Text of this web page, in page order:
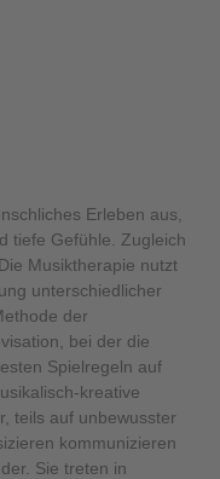
Erleben aus,
tiefe Gefühle. Zugleich
Musiktherapie nutzt
unterschiedlicher
der
bei der die
Spielregeln auf
kreative
teils auf unbewusster
kommunizieren
Sie treten in